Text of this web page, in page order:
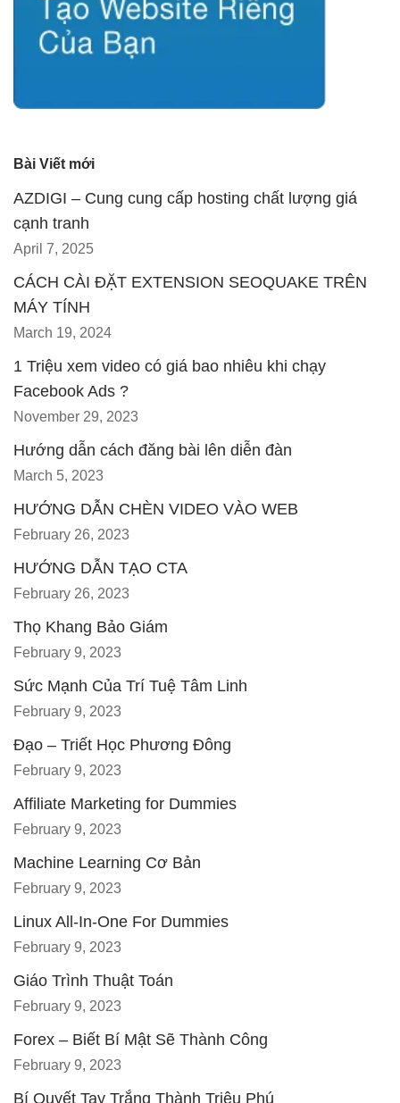
Bài Viết mới
AZDIGI – Cung cung cấp hosting chất lượng giá
cạnh tranh
April 7, 2025
CÁCH CÀI ĐẶT EXTENSION SEOQUAKE TRÊN
MÁY TÍNH
March 19, 2024
1 Triệu xem video có giá bao nhiêu khi chạy
Facebook Ads ?
November 29, 2023
Hướng dẫn cách đăng bài lên diễn đàn
March 5, 2023
HƯỚNG DẪN CHÈN VIDEO VÀO WEB
February 26, 2023
HƯỚNG DẪN TẠO CTA
February 26, 2023
Thọ Khang Bảo Giám
February 9, 2023
Sức Mạnh Của Trí Tuệ Tâm Linh
February 9, 2023
Đạo – Triết Học Phương Đông
February 9, 2023
Affiliate Marketing for Dummies
February 9, 2023
Machine Learning Cơ Bản
February 9, 2023
Linux All-In-One For Dummies
February 9, 2023
Giáo Trình Thuật Toán
February 9, 2023
Forex – Biết Bí Mật Sẽ Thành Công
February 9, 2023
Bí Quyết Tay Trắng Thành Triệu Phú